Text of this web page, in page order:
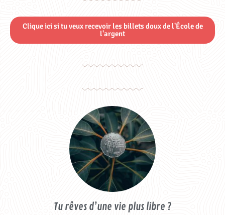
Clique ici si tu veux recevoir les billets doux de l'École de
l'argent
Tu rêves d’une vie plus libre ?